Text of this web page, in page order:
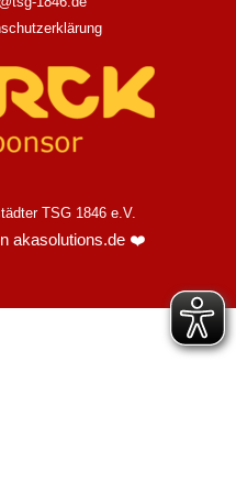
TSG 1846 e.V.
akasolutions.de❤️